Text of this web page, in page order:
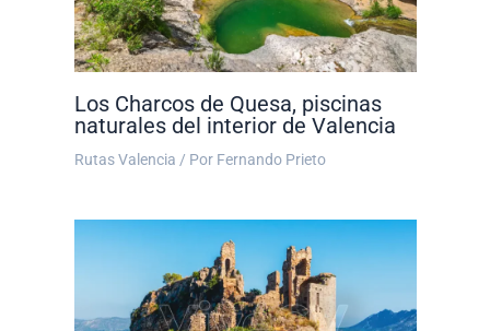
Los Charcos de Quesa, piscinas
naturales del interior de Valencia
Rutas Valencia / Por Fernando Prieto